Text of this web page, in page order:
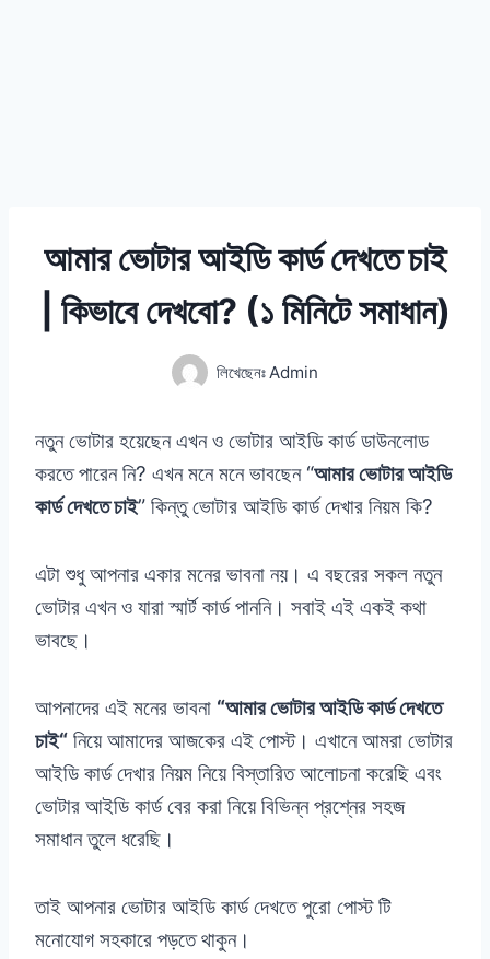
আমার ভোটার আইডি কার্ড দেখতে চাই
| কিভাবে দেখবো? (১ মিনিটে সমাধান)
লিখেছেনঃ Admin
নতুন ভোটার হয়েছেন এখন ও ভোটার আইডি কার্ড ডাউনলোড
করতে পারেন নি? এখন মনে মনে ভাবছেন “আমার ভোটার আইডি
কার্ড দেখতে চাই” কিন্তু ভোটার আইডি কার্ড দেখার নিয়ম কি?
এটা শুধু আপনার একার মনের ভাবনা নয়। এ বছরের সকল নতুন
ভোটার এখন ও যারা স্মার্ট কার্ড পাননি। সবাই এই একই কথা
ভাবছে।
আপনাদের এই মনের ভাবনা “আমার ভোটার আইডি কার্ড দেখতে
চাই“ নিয়ে আমাদের আজকের এই পোস্ট। এখানে আমরা ভোটার
আইডি কার্ড দেখার নিয়ম নিয়ে বিস্তারিত আলোচনা করেছি এবং
ভোটার আইডি কার্ড বের করা নিয়ে বিভিন্ন প্রশ্নের সহজ
সমাধান তুলে ধরেছি।
তাই আপনার ভোটার আইডি কার্ড দেখতে পুরো পোস্ট টি
মনোযোগ সহকারে পড়তে থাকুন।